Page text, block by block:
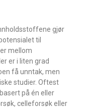
gjør
til
mellom
er i liten grad
få unntak, men
studier. Oftest
på én eller
celleforsøk eller